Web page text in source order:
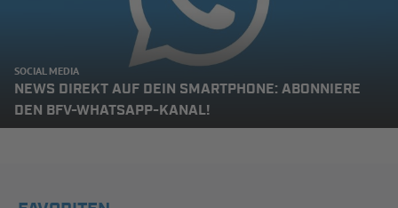
SOCIAL MEDIA
NEWS DIREKT AUF DEIN SMARTPHONE: ABONNIERE
DEN BFV-WHATSAPP-KANAL!